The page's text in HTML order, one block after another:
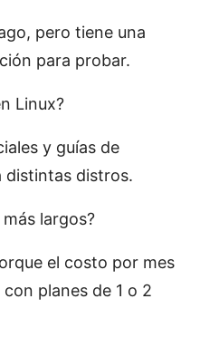
pero tiene una
para probar.
Linux?
y guías de
distintas distros.
largos?
el costo por mes
planes de 1 o 2